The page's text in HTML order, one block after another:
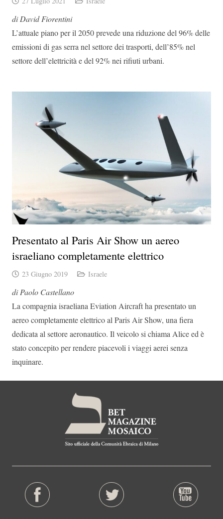
di David Fiorentini
L’attuale piano per il 2050 prevede una riduzione del 96% delle
emissioni di gas serra nel settore dei trasporti, dell’85% nel
settore dell’elettricità e del 92% nei rifiuti urbani.
Presentato al Paris Air Show un aereo
israeliano completamente elettrico
23 Giugno 2019 Israele
di Paolo Castellano
La compagnia israeliana Eviation Aircraft ha presentato un
aereo completamente elettrico al Paris Air Show, una fiera
dedicata al settore aeronautico. Il veicolo si chiama Alice ed è
stato concepito per rendere piacevoli i viaggi aerei senza
inquinare.